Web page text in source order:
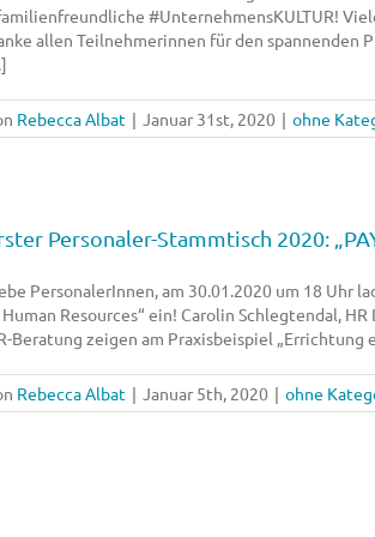
#UnternehmensKULTUR!
allen Teilnehmerinnen für den spannenden
Rebecca Albat | Januar 31st, 2020 | ohne
Personaler-Stammtisch 2020:
PersonalerInnen, am 30.01.2020 um 18 Uhr
Resources“ ein! Carolin Schlegtendal,
Beratung zeigen am Praxisbeispiel
Rebecca Albat | Januar 5th, 2020 | ohne